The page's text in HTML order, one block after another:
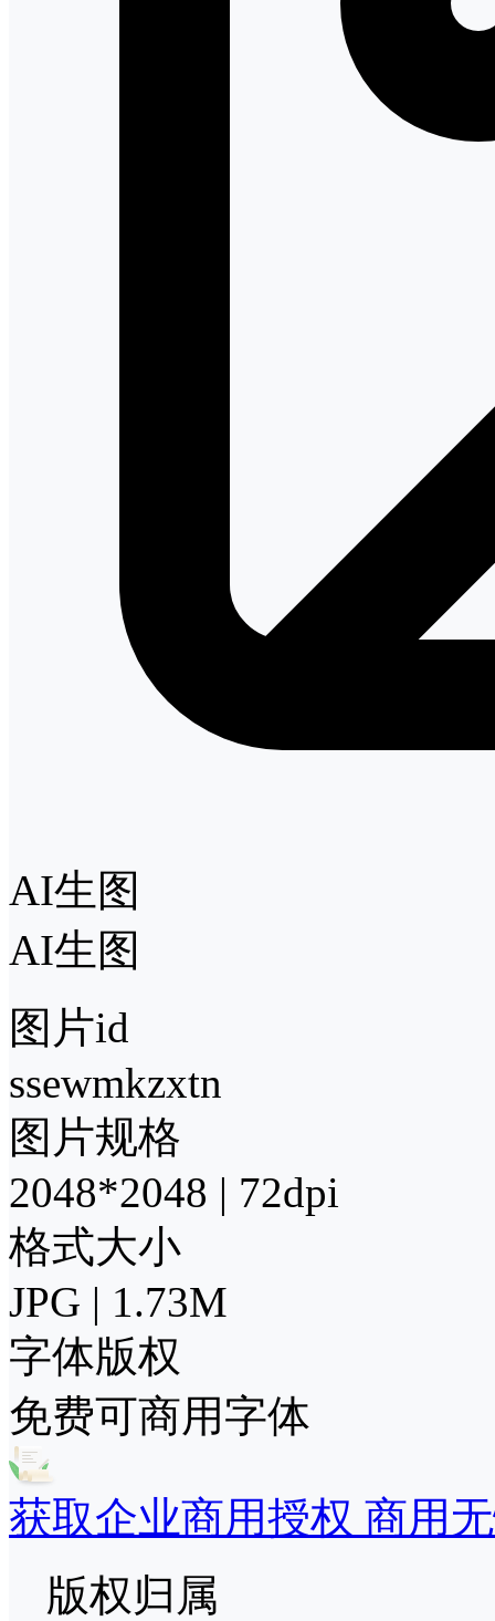
AI生图
AI生图
图片id
ssewmkzxtn
图片规格
2048*2048 | 72dpi
格式大小
JPG | 1.73M
字体版权
免费可商用字体
获取企业商用授权 商用
版权归属